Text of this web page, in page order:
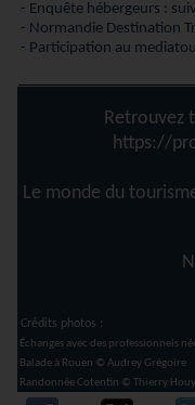
- Enquête hébergeurs :
- Normandie Destination
- Participation au
Retrouvez
https://
Le monde du tourism
Crédits photos :
Échanges avec des professionnels
Balade à Rouen © Audrey Grégoire
Randonnée Cotentin © Thierry